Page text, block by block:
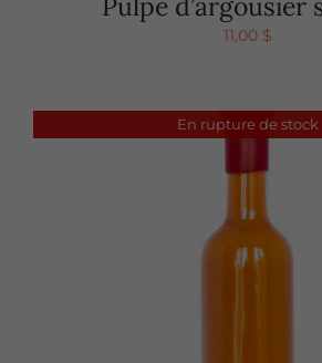
11,00 $
En rupture de stock